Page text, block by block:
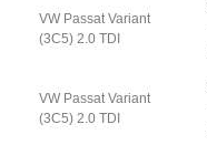
VW Passat Variant
(3C5) 2.0 TDI
VW Passat Variant
(3C5) 2.0 TDI